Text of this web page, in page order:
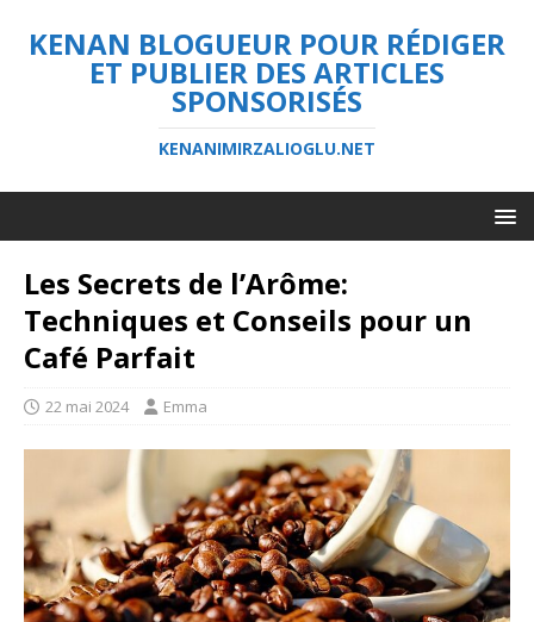
KENAN BLOGUEUR POUR RÉDIGER
ET PUBLIER DES ARTICLES
SPONSORISÉS
KENANIMIRZALIOGLU.NET
Les Secrets de l’Arôme:
Techniques et Conseils pour un
Café Parfait
22 mai 2024 Emma